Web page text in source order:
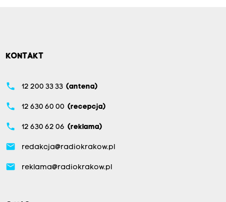
KONTAKT
phone 12 200 33 33 (antena)
phone 12 630 60 00 (recepcja)
phone 12 630 62 06 (reklama)
email redakcja@radiokrakow.pl
email reklama@radiokrakow.pl